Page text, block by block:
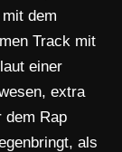
dem
Track mit
einer
extra
dem Rap
als